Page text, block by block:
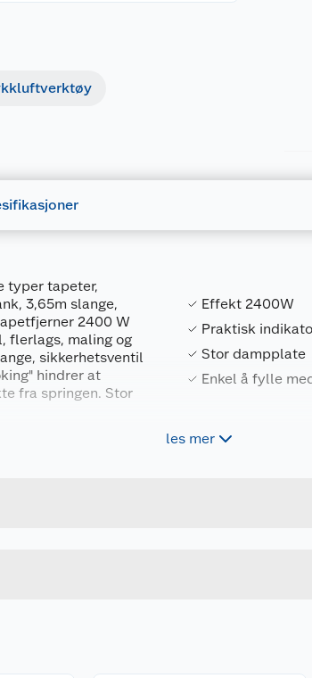
typer tapeter,
3,65m slange,
2400 W
flerlags, maling og
sikkerhetsventil
hindrer at
fra springen. Stor
Effekt 2400W
Praktisk
Stor dampplate
Enkel å fylle
les merForpakningsmål